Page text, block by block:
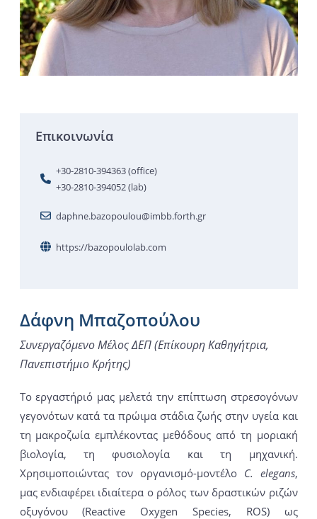
Επικοινωνία
+30-2810-394363 (office)
+30-2810-394052 (lab)
daphne.bazopoulou@imbb.forth.gr
https://bazopoulolab.com
Δάφνη Μπαζοπούλου
Συνεργαζόμενο Μέλος ΔΕΠ (Επίκουρη Καθηγήτρια,
Πανεπιστήμιο Κρήτης)
Το εργαστήριό μας μελετά την επίπτωση στρεσογόνων
γεγονότων κατά τα πρώιμα στάδια ζωής στην υγεία και
τη μακροζωία εμπλέκοντας μεθόδους από τη μοριακή
βιολογία, τη φυσιολογία και τη μηχανική.
Χρησιμοποιώντας τον οργανισμό-μοντέλο C. elegans,
μας ενδιαφέρει ιδιαίτερα ο ρόλος των δραστικών ριζών
οξυγόνου (Reactive Oxygen Species, ROS) ως